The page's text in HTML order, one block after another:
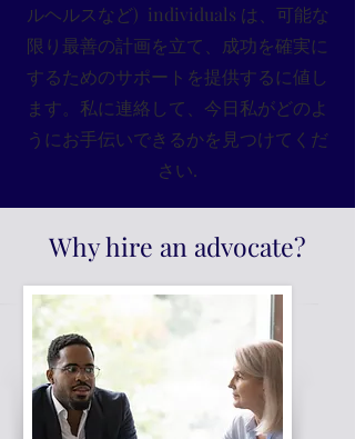
ルヘルスなど) individuals は、可能な
限り最善の計画を立て、成功を確実に
するためのサポートを提供するに値し
ます。私に連絡して、今日私がどのよ
うにお手伝いできるかを見つけてくだ
さい.
Why hire an advocate?